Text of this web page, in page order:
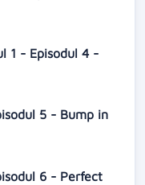
1 - Episodul 4 -
5 - Bump in
6 - Perfect